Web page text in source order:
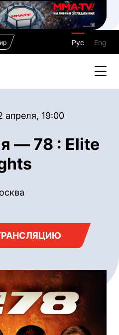
Рус Eng
апреля, 19:00
— 78 : Elite